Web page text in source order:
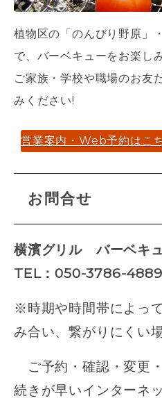
植物区の「のんびり野原」
で、バーベキューをお楽し
ご家族・学校や職場のお友
みください!
営業案内・Web予約はこ
お問合せ
横濱グリル バーベキ
TEL：050-3786-4889
※時期や時間帯によっ
み合い、繋がりにくい
ご予約・確認・変更
続きが早いインターネ